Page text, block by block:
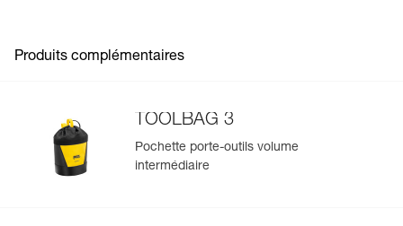
s'afficheront automatiquement.
Voir l'historique d'un produit à partir de sa date de
fabrication.
Produits complémentaires
TOOLBAG 3
Pochette porte-outils volume
intermédiaire